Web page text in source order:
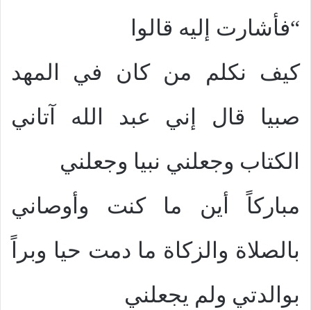
“فأشارت إليه قالوا
كيف نكلم من كان في المهد
صبيا قال إني عبد الله آتاني
الكتاب وجعلني نبيا وجعلني
مباركاً أين ما كنت وأوصاني
بالصلاة والزكاة ما دمت حيا وبراً
بوالدتي ولم يجعلني